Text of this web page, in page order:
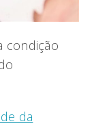
condição
da